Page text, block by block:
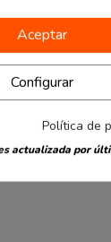
las
una solución
falla.
Aceptar
Configurar
Política de
actualizada por